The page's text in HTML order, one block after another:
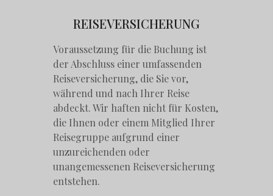
REISEVERSICHERUNG
Voraussetzung für die Buchung ist
der Abschluss einer umfassenden
Reiseversicherung, die Sie vor,
während und nach Ihrer Reise
abdeckt. Wir haften nicht für Kosten,
die Ihnen oder einem Mitglied Ihrer
Reisegruppe aufgrund einer
unzureichenden oder
unangemessenen Reiseversicherung
entstehen.